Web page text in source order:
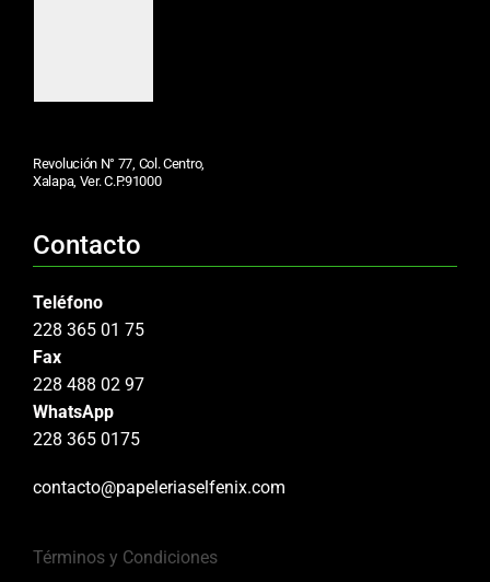
Revolución N° 77, Col. Centro,
Xalapa, Ver. C.P.91000
Contacto
Teléfono
228 365 01 75
Fax
228 488 02 97
WhatsApp
228 365 0175
contacto@papeleriaselfenix.com
Términos y Condiciones